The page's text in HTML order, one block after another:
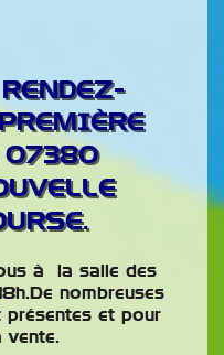
07380
à la salle des
nombreuses
présentes et pour
vente.